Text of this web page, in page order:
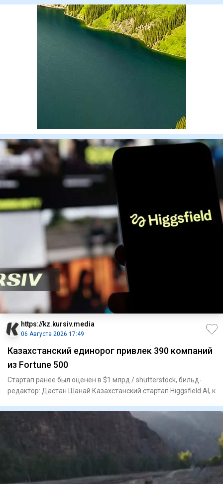
https://kz.kursiv.media
06 Августа 2026 17:49
Казахстанский единорог привлек 390 компаний
из Fortune 500
Стартап ранее был оценен в $1 млрд / shutterstock, бильд-
редактор: Дастан Шанай Казахстанский стартап Higgsfield AI, к